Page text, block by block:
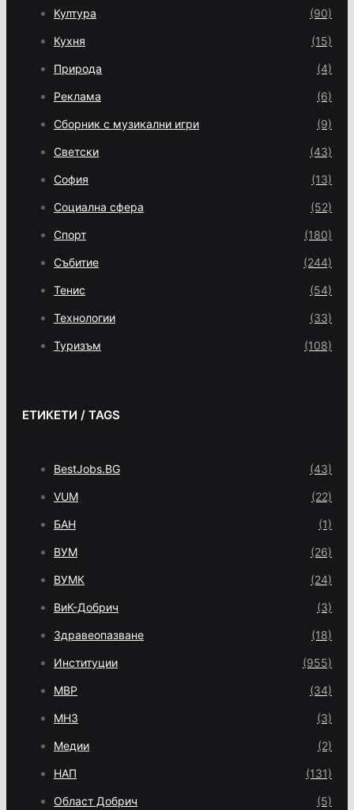
Култура (90)
Кухня (15)
Природа (4)
Реклама (6)
Сборник с музикални игри (9)
Светски (43)
София (13)
Социална сфера (52)
Спорт (180)
Събитие (244)
Тенис (54)
Технологии (33)
Туризъм (108)
ЕТИКЕТИ / TAGS
BestJobs.BG (43)
VUM (22)
БАН (1)
ВУМ (26)
ВУМК (24)
ВиК-Добрич (3)
Здравеопазване (18)
Институции (955)
МВР (34)
МНЗ (3)
Медии (2)
НАП (131)
Област Добрич (5)